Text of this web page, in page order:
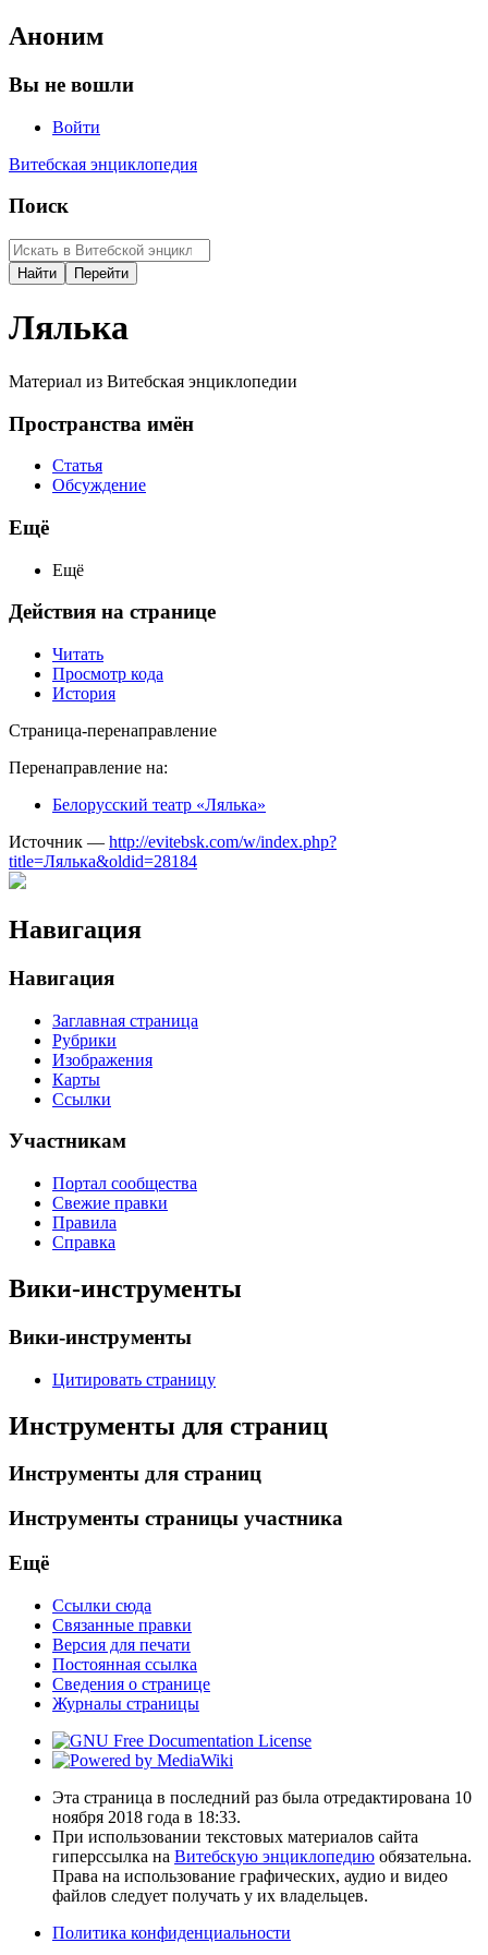
Аноним
Вы не вошли
Войти
Витебская энциклопедия
Поиск
Лялька
Материал из Витебская энциклопедии
Пространства имён
Статья
Обсуждение
Ещё
Ещё
Действия на странице
Читать
Просмотр кода
История
Страница-перенаправление
Перенаправление на:
Белорусский театр «Лялька»
Источник — http://evitebsk.com/w/index.php?
title=Лялька&oldid=28184
Навигация
Навигация
Заглавная страница
Рубрики
Изображения
Карты
Ссылки
Участникам
Портал сообщества
Свежие правки
Правила
Справка
Вики-инструменты
Вики-инструменты
Цитировать страницу
Инструменты для страниц
Инструменты для страниц
Инструменты страницы участника
Ещё
Ссылки сюда
Связанные правки
Версия для печати
Постоянная ссылка
Сведения о странице
Журналы страницы
Эта страница в последний раз была отредактирована 10
ноября 2018 года в 18:33.
При использовании текстовых материалов сайта
гиперссылка на Витебскую энциклопедию обязательна.
Права на использование графических, аудио и видео
файлов следует получать у их владельцев.
Политика конфиденциальности